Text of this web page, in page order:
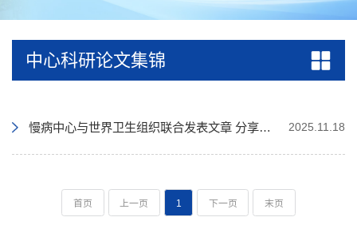
中心科研论文集锦
慢病中心与世界卫生组织联合发表文章 分享中国社区整合型慢性病服务模式 2025.11.18
首页 上一页 1 下一页 末页